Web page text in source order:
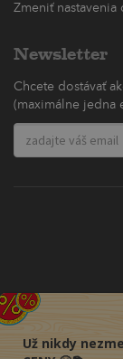
Zmeniť nastavenia
Newsletter
Chcete dostávať
(maximálne jedna
Už nikdy